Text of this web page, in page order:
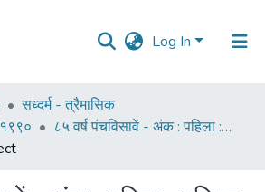
Log In
सध्दर्म - त्रैमासिक
८५ वर्ष पंचविसावें - अंक : पहिला : एप्रिल १९९०